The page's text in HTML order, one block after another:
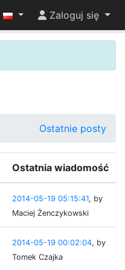
Zaloguj się
Ostatnie posty
Ostatnia wiadomość
2014-05-19 05:15:41, by
Maciej Żenczykowski
2014-05-19 00:02:04, by
Tomek Czajka